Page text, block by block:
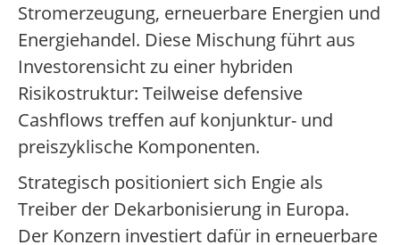
Stromerzeugung, erneuerbare Energien und
Energiehandel. Diese Mischung führt aus
Investorensicht zu einer hybriden
Risikostruktur: Teilweise defensive
Cashflows treffen auf konjunktur- und
preiszyklische Komponenten.
Strategisch positioniert sich Engie als
Treiber der Dekarbonisierung in Europa.
Der Konzern investiert dafür in erneuerbare